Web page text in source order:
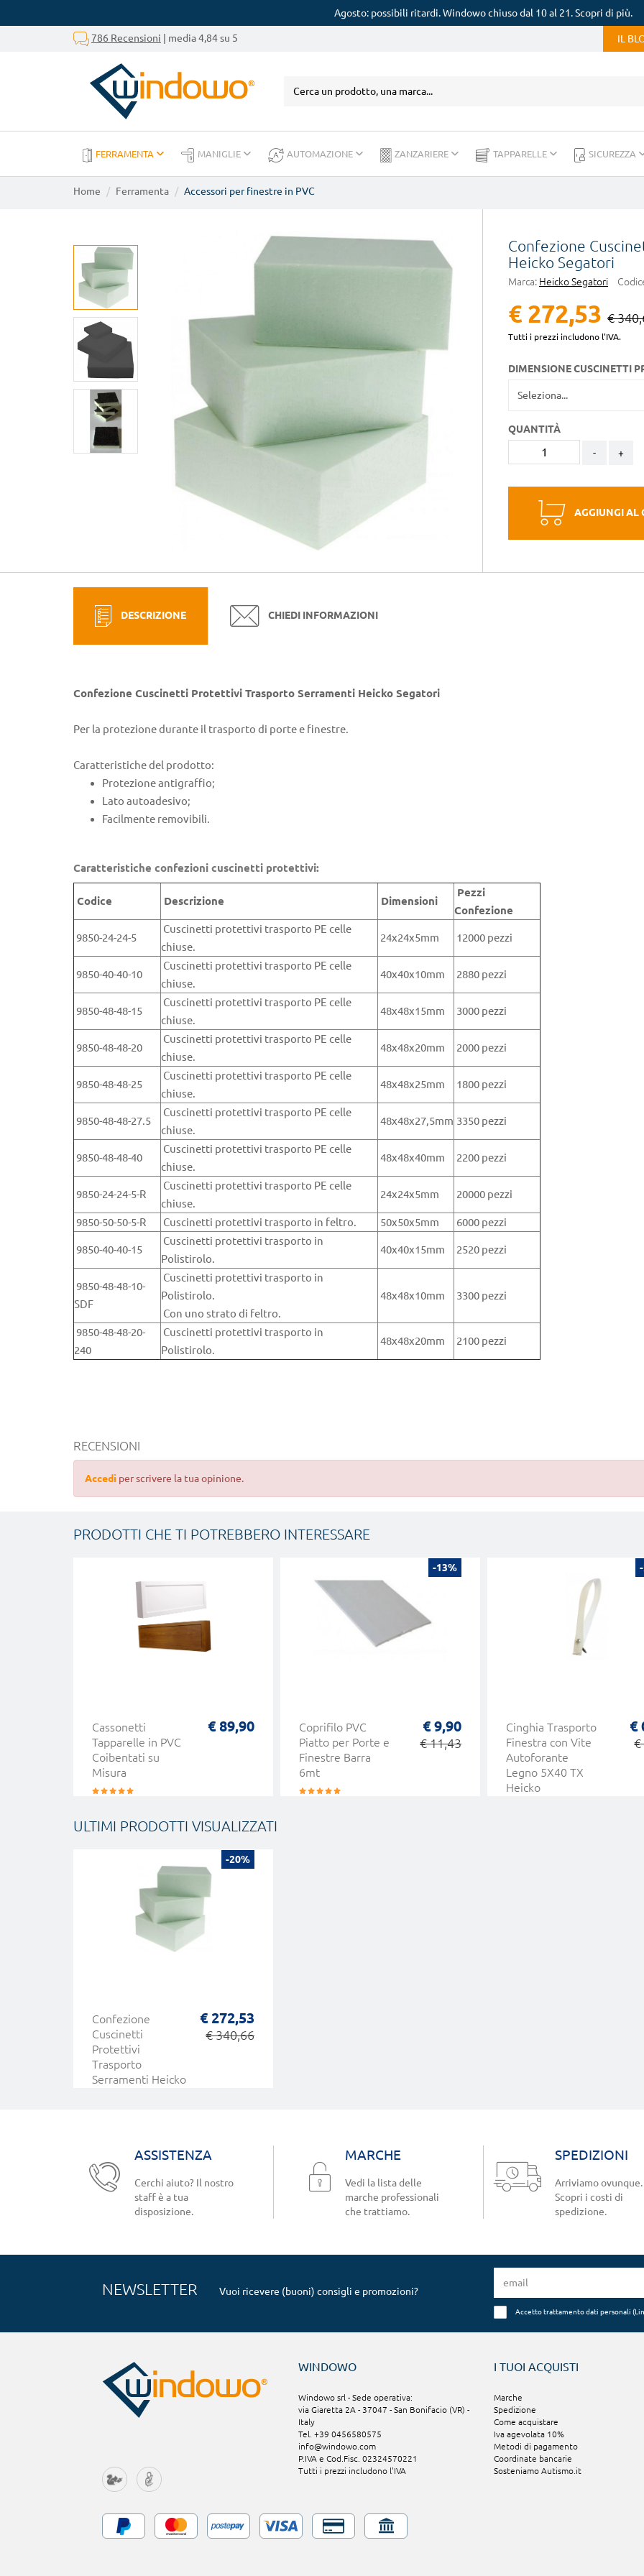
Agosto: possibili ritardi. Windowo chiuso dal 10 al 21. Scopri di più.
786 Recensioni | media 4,84 su 5 IL
FERRAMENTA MANIGLIE AUTOMAZIONE ZANZARIERE TAPPARELLE SICUREZZA
Home Ferramenta Accessori per finestre in PVC
Confezione
Heicko Segatori
Marca: Heicko Segatori
€ 272,53 €
Tutti i prezzi includono l'IVA.
DIMENSIONE CUSCINETTI
QUANTITÀ
- +
AGGIUNGI AL
DESCRIZIONE CHIEDI INFORMAZIONI
Confezione Cuscinetti Protettivi Trasporto Serramenti Heicko Segatori
Per la protezione durante il trasporto di porte e finestre.
Caratteristiche del prodotto:
Protezione antigraffio;
Lato autoadesivo;
Facilmente removibili.
Caratteristiche confezioni cuscinetti protettivi:
Codice Descrizione Dimensioni
Pezzi
Confezione
9850-24-24-5
Cuscinetti protettivi trasporto PE celle
chiuse.
24x24x5mm 12000 pezzi
9850-40-40-10
Cuscinetti protettivi trasporto PE celle
chiuse.
40x40x10mm 2880 pezzi
9850-48-48-15
Cuscinetti protettivi trasporto PE celle
chiuse.
48x48x15mm 3000 pezzi
9850-48-48-20
Cuscinetti protettivi trasporto PE celle
chiuse.
48x48x20mm 2000 pezzi
9850-48-48-25
Cuscinetti protettivi trasporto PE celle
chiuse.
48x48x25mm 1800 pezzi
9850-48-48-27.5
Cuscinetti protettivi trasporto PE celle
chiuse.
48x48x27,5mm 3350 pezzi
9850-48-48-40
Cuscinetti protettivi trasporto PE celle
chiuse.
48x48x40mm 2200 pezzi
9850-24-24-5-R
Cuscinetti protettivi trasporto PE celle
chiuse.
24x24x5mm 20000 pezzi
9850-50-50-5-R Cuscinetti protettivi trasporto in feltro. 50x50x5mm 6000 pezzi
9850-40-40-15
Cuscinetti protettivi trasporto in
Polistirolo.
40x40x15mm 2520 pezzi
9850-48-48-10-
SDF
Cuscinetti protettivi trasporto in
Polistirolo.
Con uno strato di feltro.
48x48x10mm 3300 pezzi
9850-48-48-20-
240
Cuscinetti protettivi trasporto in
Polistirolo.
48x48x20mm 2100 pezzi
RECENSIONI
Accedi per scrivere la tua opinione.
PRODOTTI CHE TI POTREBBERO INTERESSARE
Cassonetti
Tapparelle in PVC
Coibentati su
Misura
€ 89,90
-13%
Coprifilo PVC
Piatto per Porte e
Finestre Barra
6mt
€ 9,90
€ 11,43
Cinghia Trasporto
Finestra con Vite
Autoforante
Legno 5X40 TX
Heicko
€
€
ULTIMI PRODOTTI VISUALIZZATI
-20%
Confezione
Cuscinetti
Protettivi
Trasporto
Serramenti Heicko
€ 272,53
€ 340,66
ASSISTENZA
Cerchi aiuto? Il nostro
staff è a tua
disposizione.
MARCHE
Vedi la lista delle
marche professionali
che trattiamo.
SPEDIZIONI
Arriviamo ovunque.
Scopri i costi di
spedizione.
NEWSLETTER Vuoi ricevere (buoni) consigli e promozioni?
Accetto trattamento dati personali (
WINDOWO
Windowo srl - Sede operativa:
via Giaretta 2A - 37047 - San Bonifacio (VR) -
Italy
Tel. +39 0456580575
info@windowo.com
P.IVA e Cod.Fisc. 02324570221
Tutti i prezzi includono l'IVA
I TUOI ACQUISTI
Marche
Spedizione
Come acquistare
Iva agevolata 10%
Metodi di pagamento
Coordinate bancarie
Sosteniamo Autismo.it